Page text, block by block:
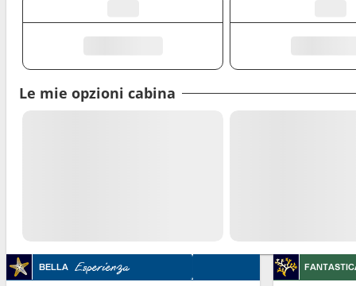
Le mie opzioni cabina